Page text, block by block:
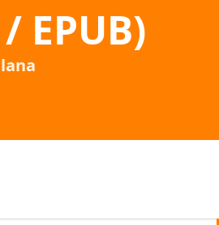
EPUB)